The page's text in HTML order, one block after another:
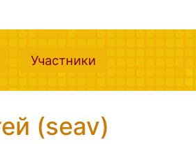
(current)Участники
(seav)